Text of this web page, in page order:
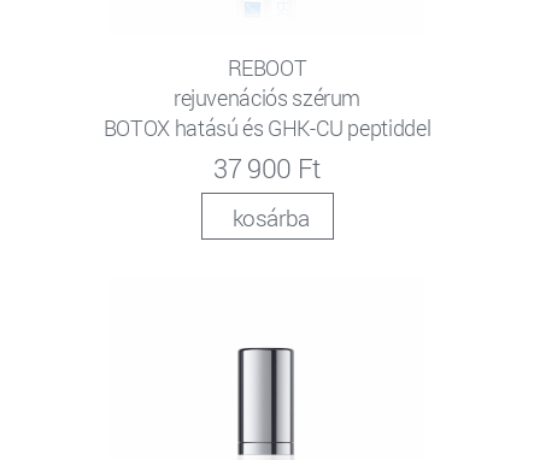
REBOOT
rejuvenációs szérum
BOTOX hatású és GHK-CU peptiddel
37 900 Ft
kosárba